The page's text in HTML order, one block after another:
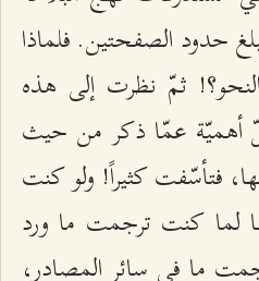
حدود الصفحتين. فلماذا
ثمّ نظرت إلى هذه
أهميّة عمّا ذكر من حيث
فتأسّفت كثيراً! ولو كنت
لما كنت ترجمت ما ورد
ما في سائر المصادر،